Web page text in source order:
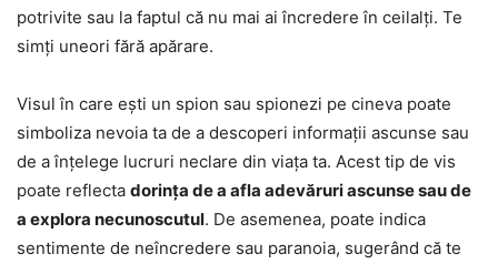
potrivite sau la faptul că nu mai ai încredere în ceilalți. Te
simți uneori fără apărare.
Visul în care ești un spion sau spionezi pe cineva poate
simboliza nevoia ta de a descoperi informații ascunse sau
de a înțelege lucruri neclare din viața ta. Acest tip de vis
poate reflecta dorința de a afla adevăruri ascunse sau de
a explora necunoscutul. De asemenea, poate indica
sentimente de neîncredere sau paranoia, sugerând că te